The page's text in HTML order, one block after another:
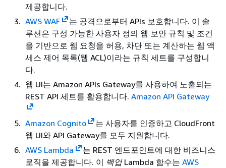
제공합니다.
AWS WAF
는 공격으로부터 APIs 보호합니다. 이 솔
루션은 구성 가능한 사용자 정의 웹 보안 규칙 및 조건
을 기반으로 웹 요청을 허용, 차단 또는 계산하는 웹 액
세스 제어 목록(웹 ACL)이라는 규칙 세트를 구성합니
다.
웹 UI는 Amazon APIs Gateway를 사용하여 노출되는
REST API 세트를 활용합니다. Amazon API Gateway
Amazon Cognito
는 사용자를 인증하고 CloudFront
웹 UI와 API Gateway를 모두 지원합니다.
AWS Lambda
는 REST 엔드포인트에 대한 비즈니스
로직을 제공합니다. 이 백업Lambda 함수는 AWS